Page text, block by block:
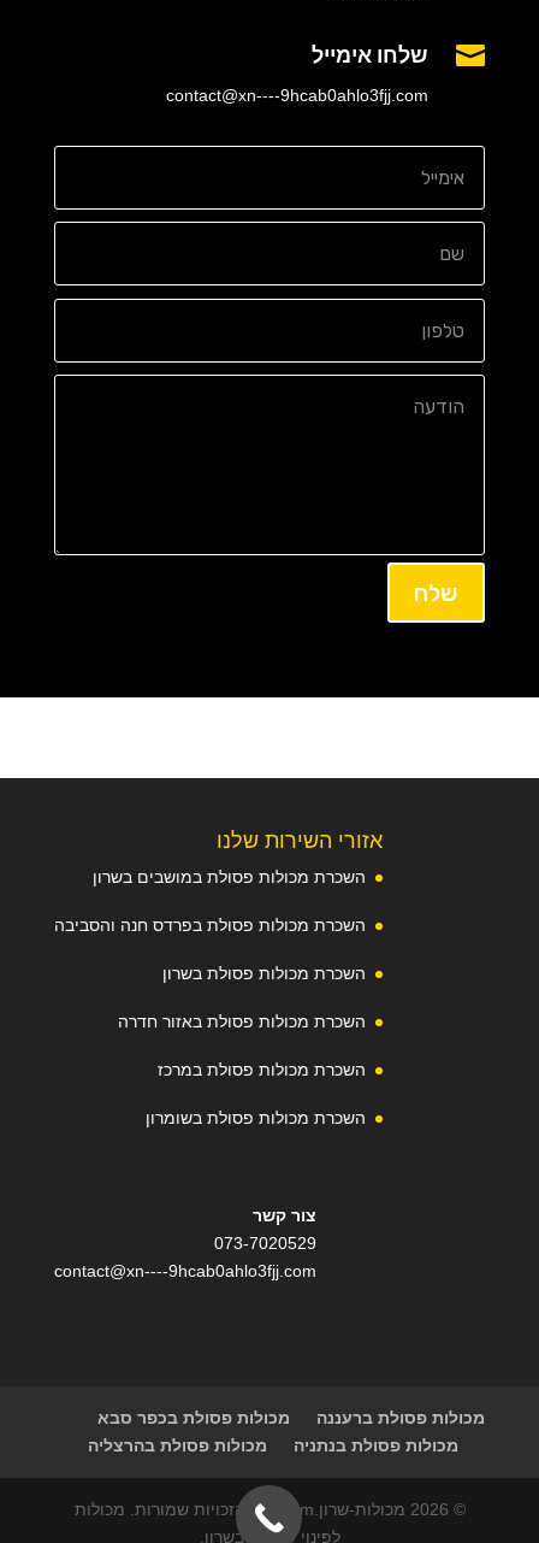
 שלחו אימייל
contact@xn----9hcab0ahlo3fjj.com
שלח
אזורי השירות שלנו
השכרת מכולות פסולת במושבים בשרון
השכרת מכולות פסולת בפרדס חנה והסביבה
השכרת מכולות פסולת בשרון
השכרת מכולות פסולת באזור חדרה
השכרת מכולות פסולת במרכז
השכרת מכולות פסולת בשומרון
צור קשר
073-7020529
contact@xn----9hcab0ahlo3fjj.com
מכולות פסולת ברעננה
מכולות פסולת בכפר סבא
מכולות פסולת בנתניה
מכולות פסולת בהרצליה
© 2026 מכולות-שרון.com | כל הזכויות שמורות. מכולות
לפינוי פסולת בשרון.